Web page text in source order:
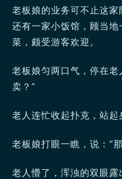
老板娘的业务可不止这
还有一家小饭馆，顾当
菜，颇受游客欢迎。
老板娘匀两口气，停在老
卖？”
老人连忙收起扑克，站起
老板娘打眼一瞧，说：“
老人懵了，浑浊的双眼